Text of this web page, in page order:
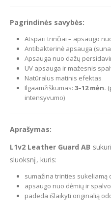
Pagrindinės savybės:
Atspari trinčiai – apsaugo
Antibakterinė apsauga
Apsauga nuo dažų
UV apsauga ir mažesnis
Natūralus matinis efektas
Ilgaamžiškumas: 3–12 mėn.
intensyvumo)
Aprašymas:
L1v2 Leather Guard AB
sluoksnį, kuris:
sumažina trinties sukeliamą
apsaugo nuo dėmių ir
padeda išlaikyti originalią